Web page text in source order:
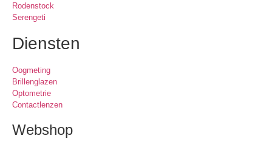
Rodenstock
Serengeti
Diensten
Oogmeting
Brillenglazen
Optometrie
Contactlenzen
Webshop